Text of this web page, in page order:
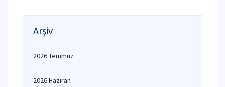
Arşiv
2026 Temmuz
2026 Haziran